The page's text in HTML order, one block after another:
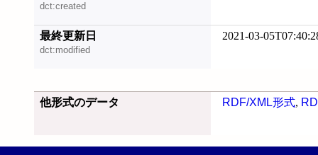
dct:created
最終更新日
dct:modified
2021-03-
他形式のデータ RDF/XML形式,